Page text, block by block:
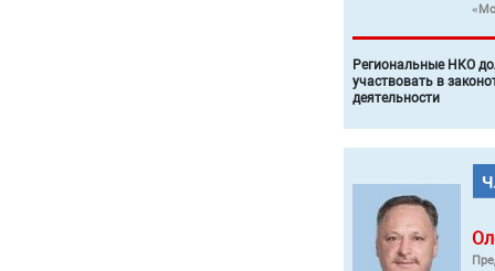
Региональные НКО
участвовать в
деятельности